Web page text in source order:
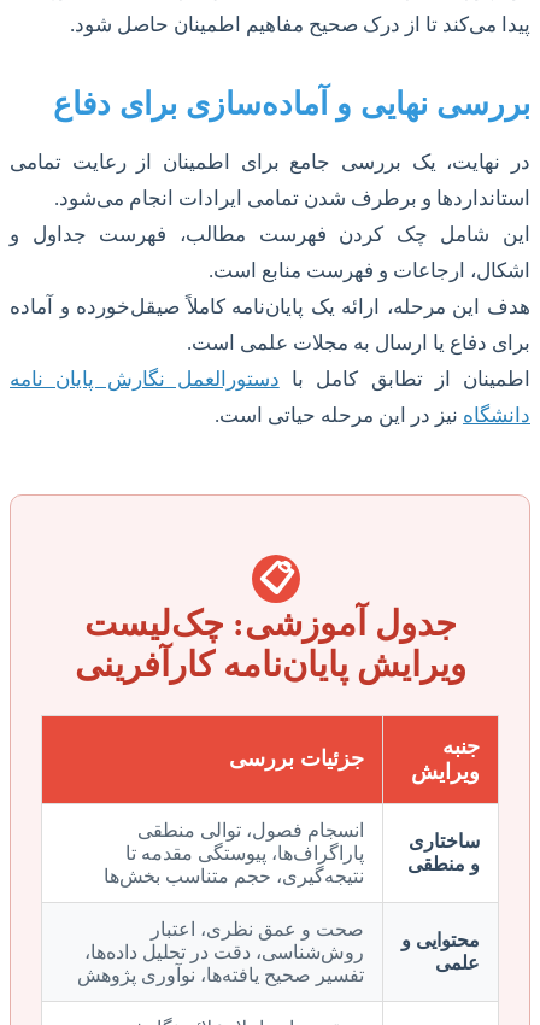
پیدا می‌کند تا از درک صحیح مفاهیم اطمینان حاصل شود.
بررسی نهایی و آماده‌سازی برای دفاع
در نهایت، یک بررسی جامع برای اطمینان از رعایت تمامی
استانداردها و برطرف شدن تمامی ایرادات انجام می‌شود.
این شامل چک کردن فهرست مطالب، فهرست جداول و
اشکال، ارجاعات و فهرست منابع است.
هدف این مرحله، ارائه یک پایان‌نامه کاملاً صیقل‌خورده و آماده
برای دفاع یا ارسال به مجلات علمی است.
اطمینان از تطابق کامل با دستورالعمل نگارش پایان نامه
دانشگاه نیز در این مرحله حیاتی است.
📋
جدول آموزشی: چک‌لیست
ویرایش پایان‌نامه کارآفرینی
جنبه
ویرایش
جزئیات بررسی
ساختاری
و منطقی
انسجام فصول، توالی منطقی
پاراگراف‌ها، پیوستگی مقدمه تا
نتیجه‌گیری، حجم متناسب بخش‌ها
محتوایی و
علمی
صحت و عمق نظری، اعتبار
روش‌شناسی، دقت در تحلیل داده‌ها،
تفسیر صحیح یافته‌ها، نوآوری پژوهش